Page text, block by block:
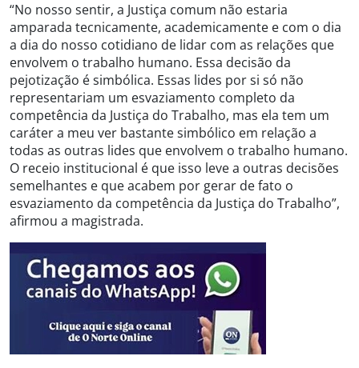
“No nosso sentir, a Justiça comum não estaria
amparada tecnicamente, academicamente e com o dia
a dia do nosso cotidiano de lidar com as relações que
envolvem o trabalho humano. Essa decisão da
pejotização é simbólica. Essas lides por si só não
representariam um esvaziamento completo da
competência da Justiça do Trabalho, mas ela tem um
caráter a meu ver bastante simbólico em relação a
todas as outras lides que envolvem o trabalho humano.
O receio institucional é que isso leve a outras decisões
semelhantes e que acabem por gerar de fato o
esvaziamento da competência da Justiça do Trabalho”,
afirmou a magistrada.